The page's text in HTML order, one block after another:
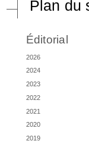
Plan du
Éditorial
2026
2024
2023
2022
2021
2020
2019